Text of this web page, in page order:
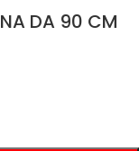
DA 90 CM